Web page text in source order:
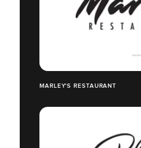
MARLEY'S RESTAURANT